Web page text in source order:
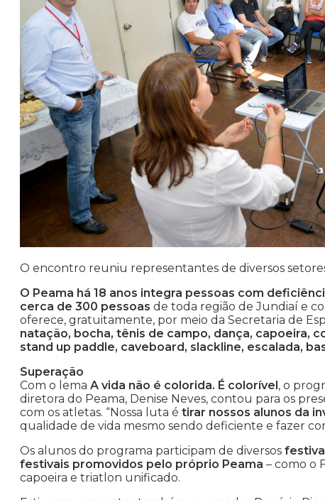
O encontro reuniu representantes de diversos
O Peama há 18 anos integra pessoas com
cerca de 300 pessoas de toda região de Jundiaí e
oferece, gratuitamente, por meio da Secretaria de
natação, bocha, tênis de campo, dança, capoeira,
stand up paddle, caveboard, slackline, escalada,
Superação
Com o lema A vida não é colorida. É colorível, o
diretora do Peama, Denise Neves, contou para os
com os atletas. “Nossa luta é tirar nossos alunos da
qualidade de vida mesmo sendo deficiente e fazer
Os alunos do programa participam de diversos
festivais promovidos pelo próprio Peama – como o
capoeira e triatlon unificado.